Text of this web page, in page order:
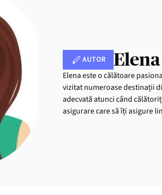
AUTOR
Elena este o călătoare
vizitat numeroase destinații
adecvată atunci când
asigurare care să îți asigure